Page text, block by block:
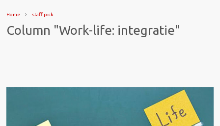
Home staff pick
Column "Work-life: integratie"